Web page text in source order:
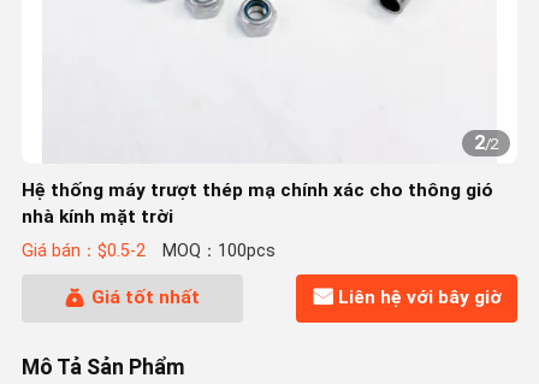
2/2
Hệ thống máy trượt thép mạ chính xác cho thông gió
nhà kính mặt trời
Giá bán：$0.5-2 MOQ：100pcs
Giá tốt nhất Liên hệ với bây giờ
Mô Tả Sản Phẩm